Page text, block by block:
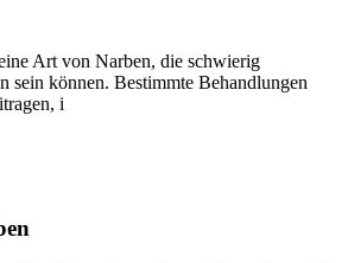
Art von Narben, die schwierig
sein können. Bestimmte Behandlungen
i